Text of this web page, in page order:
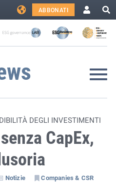
ABBONATI
DEGLI INVESTIMENTI
CapEx,
Notizie Companies & CSR